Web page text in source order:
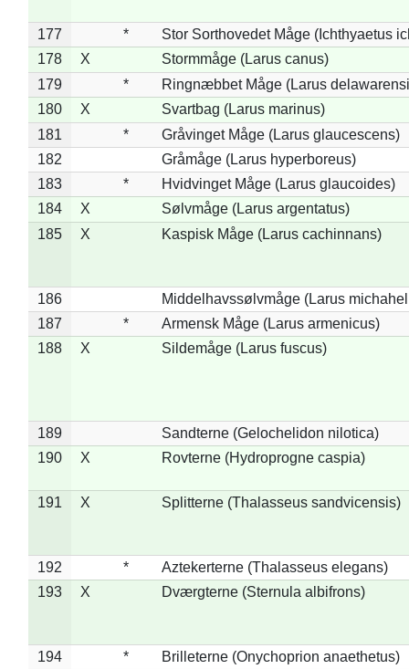
177 *
Stor Sorthovedet Måge (Ichthyaetus
178
X
Stormmåge (Larus canus)
179
*
Ringnæbbet Måge (Larus
180
X
Svartbag (Larus marinus)
181
*
Gråvinget Måge (Larus glaucescens)
182
Gråmåge (Larus hyperboreus)
183
*
Hvidvinget Måge (Larus glaucoides)
184
X
Sølvmåge (Larus argentatus)
185
X Kaspisk Måge (Larus cachinnans)
186
Middelhavssølvmåge (Larus
187
*
Armensk Måge (Larus armenicus)
188
X Sildemåge (Larus fuscus)
189
Sandterne (Gelochelidon nilotica)
190
X Rovterne (Hydroprogne caspia)
191 X Splitterne (Thalasseus sandvicensis)
192 *
Aztekerterne (Thalasseus elegans)
193
X Dværgterne (Sternula albifrons)
194 *
Brilleterne (Onychoprion anaethetus)